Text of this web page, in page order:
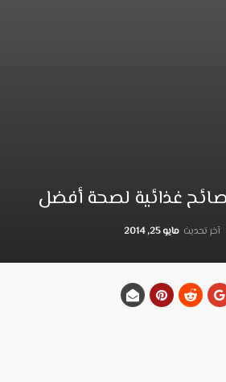
آخر تحديث مايو 25, 2014